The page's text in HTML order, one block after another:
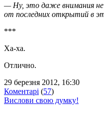
— Ну, это даже внимания
от последних открытий в
***
Ха-ха.
Отлично.
29 березня 2012, 16:30
Коментарі (57)
Вислови свою думку!